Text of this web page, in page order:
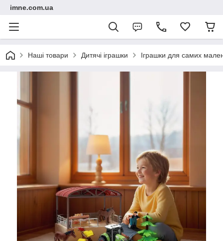
imne.com.ua
Наші товари Дитячі іграшки Іграшки для самих